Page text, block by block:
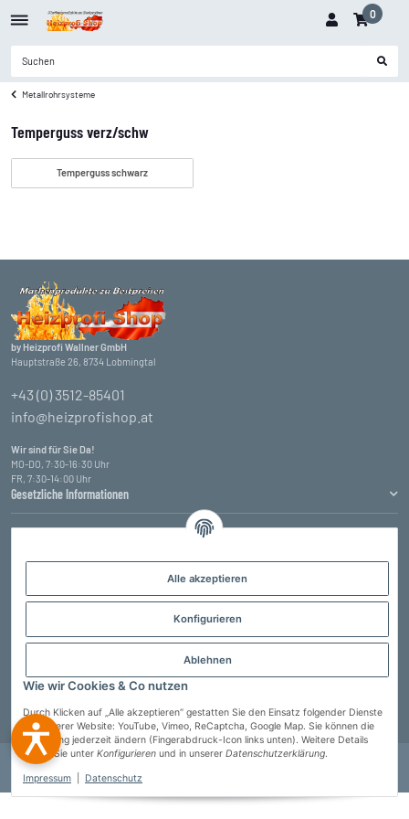
Alle akzeptieren
Konfigurieren
Ablehnen
Wie wir Cookies & Co nutzen
Durch Klicken auf „Alle akzeptieren“ gestatten Sie den Einsatz folgender Dienste
auf unserer Website: YouTube, Vimeo, ReCaptcha, Google Map. Sie können die
Einstellung jederzeit ändern (Fingerabdruck-Icon links unten). Weitere Details
finden Sie unter Konfigurieren und in unserer Datenschutzerklärung.
Impressum Datenschutz
0
Metallrohrsysteme
Temperguss verz/schw
Temperguss schwarz
by Heizprofi Wallner GmbH
Hauptstraße 26, 8734 Lobmingtal
+43 (0) 3512-85401
info@heizprofishop.at
Wir sind für Sie Da!
MO-DO, 7:30-16:30 Uhr
FR, 7:30-14:00 Uhr
Gesetzliche Informationen
Informationen
Vertrag widerrufen
© Heizprofi Wallner GmbH * Alle Preise inkl. gesetzlicher USt., zzgl.
Developed by